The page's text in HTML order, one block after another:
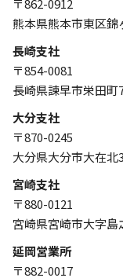
〒862-0912
熊本県熊本市東区錦
長崎支社
〒854-0081
長崎県諫早市栄田町
大分支社
〒870-0245
大分県大分市大在北
宮崎支社
〒880-0121
宮崎県宮崎市大字島
延岡営業所
〒882-0017